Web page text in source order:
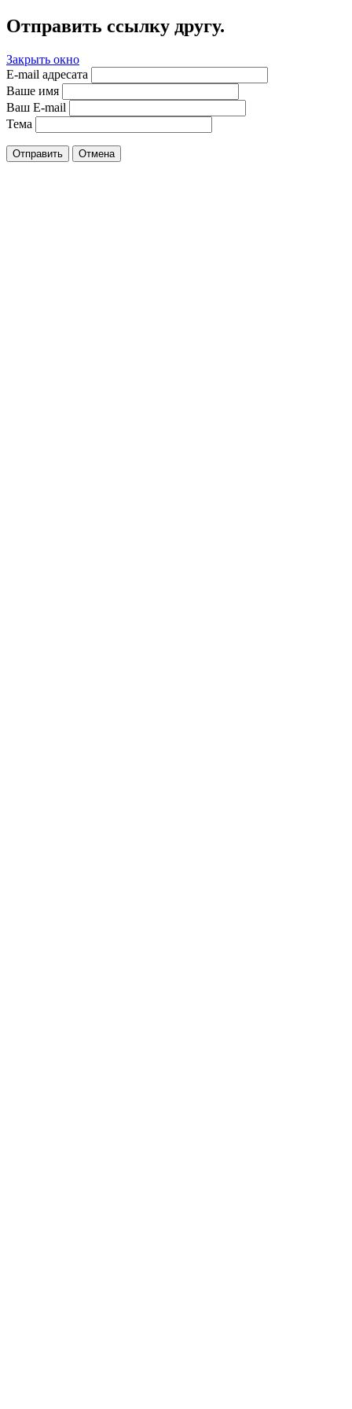
Отправить ссылку другу.
Закрыть окно
E-mail адресата
Ваше имя
Ваш E-mail
Тема
Отправить Отмена